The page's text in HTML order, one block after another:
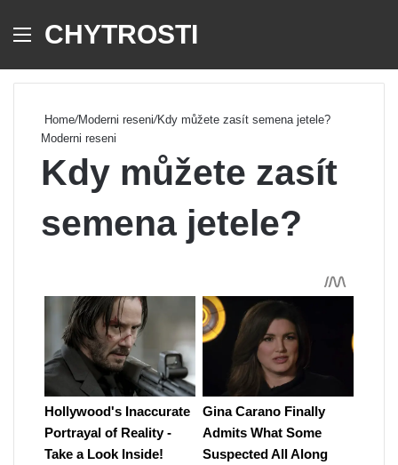
Menu
CHYTROSTI
Home/Moderni reseni/Kdy můžete zasít semena jetele?
Moderni reseni
Kdy můžete zasít
semena jetele?